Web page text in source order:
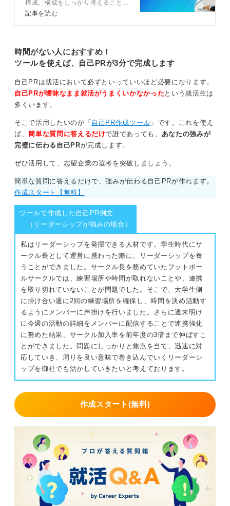
難しい状況でも相手と向き合い、解決に向けて伴走でき
る力はどの部署でも重宝されます。
0
構成。構成をしっかり考えること
で、採用担当者に響く自己PRが作
広く解説しています。最後には例文
も豊富に紹介しています。
記事を読む
時間がない人におすすめ！
ツールを使えば、自己PRが3分で完成します
自己PRは就活において必ずといっていいほど必要になります。
自己PRが曖昧なまま就活がうまくいかなかった という就活生は
多くいます。
そこで活用したいのが「 自己PR作成ツール 」です。これを使え
ば、簡単な質問に答えるだけで誰であっても、 あなたの強みが
完璧に伝わる自己PRが完成します。
ぜひ活用して、志望企業の選考を突破しましょう。
簡単な質問に答えるだけで、強みが伝わる自己PRが作れます。
作成スタート【無料】
ツールで作成した自己PR例文
（リーダーシップが強みの場合）
私はリーダーシップを発揮できる人材です。学生時代にサ
ークル長として運営に携わった際に、リーダーシップを養
うことができました。サークル長を務めていたフットボー
ルサークルでは、練習場所や時間が取れないことや、連携
を取り切れていないことが問題でした。そこで、大学生側
に掛け合い週に2回の練習場所を確保し、時間を決め活動す
るようにメンバーに声掛けを行いました。さらに週末明け
に今週の活動の詳細をメンバーに配信することで連携強化
に努めた結果、サークル加入率を前年度の3倍まで伸ばすこ
とができました。問題にしっかりと焦点を当て、迅速に対
応していき、周りを良い意味で巻き込んでいくリーダーシ
ップを御社でも活かしていきたいと考えております。
作成スタート(無料)